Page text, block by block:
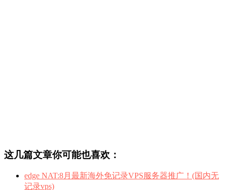
这几篇文章你可能也喜欢：
edge NAT:8月最新海外免记录VPS服务器推广！(国内无
记录vps)